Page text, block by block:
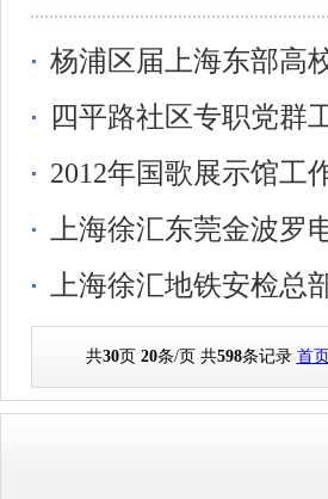
杨浦区届上海东部高
四平路社区专职党群
2012年国歌展示馆工
上海徐汇东莞金波罗
上海徐汇地铁安检总
共30页 20条/页 共598条记录 首页